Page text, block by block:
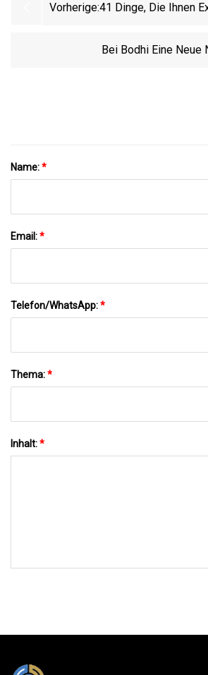
Vorherige:41 Dinge, Die Ihnen
Bei Bodhi Eine Neue
Name:*
Email:*
Telefon/WhatsApp:*
Thema:*
Inhalt:*